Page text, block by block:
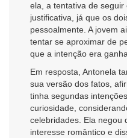
ela, a tentativa de seguir
justificativa, já que os
pessoalmente. A jovem
tentar se aproximar de
que a intenção era
Em resposta, Antonela
sua versão dos fatos,
tinha segundas
curiosidade,
celebridades. Ela negou
interesse romântico e